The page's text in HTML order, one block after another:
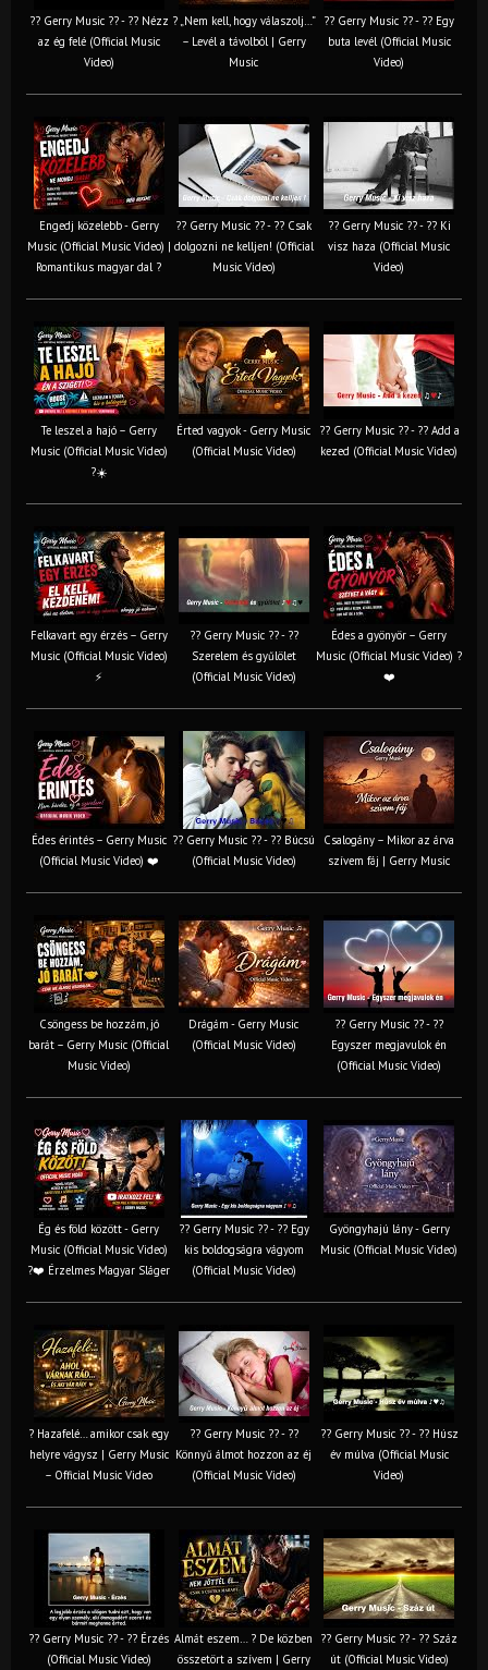
?? Gerry Music ?? - ?? Nézz
az ég felé (Official Music
Video)
? „Nem kell, hogy válaszolj…”
– Levél a távolból | Gerry
Music
?? Gerry Music ?? - ?? Egy
buta levél (Official Music
Video)
Engedj közelebb - Gerry
Music (Official Music Video) |
Romantikus magyar dal ?
?? Gerry Music ?? - ?? Csak
dolgozni ne kelljen! (Official
Music Video)
?? Gerry Music ?? - ?? Ki
visz haza (Official Music
Video)
Te leszel a hajó – Gerry
Music (Official Music Video)
?☀️
Érted vagyok - Gerry Music
(Official Music Video)
?? Gerry Music ?? - ?? Add a
kezed (Official Music Video)
Felkavart egy érzés – Gerry
Music (Official Music Video)
⚡
?? Gerry Music ?? - ??
Szerelem és gyűlölet
(Official Music Video)
Édes a gyönyör – Gerry
Music (Official Music Video) ?
❤️
Édes érintés – Gerry Music
(Official Music Video) ❤️
?? Gerry Music ?? - ?? Búcsú
(Official Music Video)
Csalogány – Mikor az árva
szívem fáj | Gerry Music
Csöngess be hozzám, jó
barát – Gerry Music (Official
Music Video)
Drágám - Gerry Music
(Official Music Video)
?? Gerry Music ?? - ??
Egyszer megjavulok én
(Official Music Video)
Ég és föld között - Gerry
Music (Official Music Video)
?❤️ Érzelmes Magyar Sláger
?? Gerry Music ?? - ?? Egy
kis boldogságra vágyom
(Official Music Video)
Gyöngyhajú lány - Gerry
Music (Official Music Video)
? Hazafelé… amikor csak egy
helyre vágysz | Gerry Music
– Official Music Video
?? Gerry Music ?? - ??
Könnyű álmot hozzon az éj
(Official Music Video)
?? Gerry Music ?? - ?? Húsz
év múlva (Official Music
Video)
?? Gerry Music ?? - ?? Érzés
(Official Music Video)
Almát eszem… ? De közben
összetört a szívem | Gerry
?? Gerry Music ?? - ?? Száz
út (Official Music Video)